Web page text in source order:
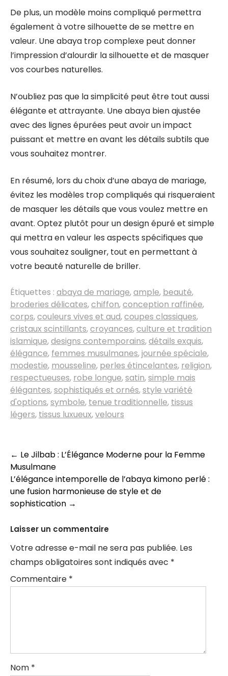
De plus, un modèle moins compliqué permettra
également à votre silhouette de se mettre en
valeur. Une abaya trop complexe peut donner
l’impression d’alourdir la silhouette et de masquer
vos courbes naturelles.
N’oubliez pas que la simplicité peut être tout aussi
élégante et attrayante. Une abaya bien ajustée
avec des lignes épurées peut avoir un impact
puissant et mettre en avant les détails subtils que
vous souhaitez montrer.
En résumé, lors du choix d’une abaya de mariage,
évitez les modèles trop compliqués qui risqueraient
de masquer les détails que vous voulez mettre en
avant. Optez plutôt pour un design épuré et simple
qui mettra en valeur les aspects spécifiques que
vous souhaitez souligner, tout en permettant à
votre beauté naturelle de briller.
Étiquettes : abaya de mariage,ample, beauté,
broderies délicates,chiffon,conception raffinée,
corps,couleurs vives et aud,coupes classiques,
cristaux scintillants,croyances,culture et tradition
islamique,designs contemporains,détails exquis,
élégance, femmes musulmanes,journée spéciale,
modestie, mousseline, perles étincelantes, religion,
respectueuses, robe longue,satin,simple mais
élégantes,sophistiqués et ornés,style variété
d'options,symbole, tenue traditionnelle, tissus
légers, tissus luxueux,velours
Navigation
des
articles
← Le Jilbab : L’Élégance Moderne pour la Femme
Musulmane
L’élégance intemporelle de l’abaya kimono perlé :
une fusion harmonieuse de style et de
sophistication →
Laisser un commentaire
Votre adresse e-mail ne sera pas publiée. Les
champs obligatoires sont indiqués avec *
Commentaire *
Nom *